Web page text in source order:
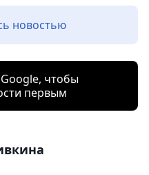
новостью
чтобы
первым